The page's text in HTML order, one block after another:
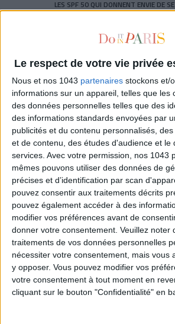
Le respect de votre vie privée
Nous et nos 1043 partenaires stockons et/
informations sur un appareil, telles que les
des données personnelles telles que des
des informations standards envoyées par
publicités et du contenu personnalisés,
et de contenu, des études d'audience et le
services. Avec votre permission, nos 1043
mêmes pouvons utiliser des données de
précises et d’identification par scan
pouvez consentir aux traitements décrits
pouvez également accéder à des
modifier vos préférences avant de
donner votre consentement. Veuillez noter
traitements de vos données personnelles
nécessiter votre consentement, mais vous
y opposer. Vous pouvez modifier vos
votre consentement à tout moment en
cliquant sur le bouton "Confidentialité" en
LES SPF 50 QUI DONNENT ENVIE DE
LES MEILLEURS HÔTELS POUR UN WEEK-END